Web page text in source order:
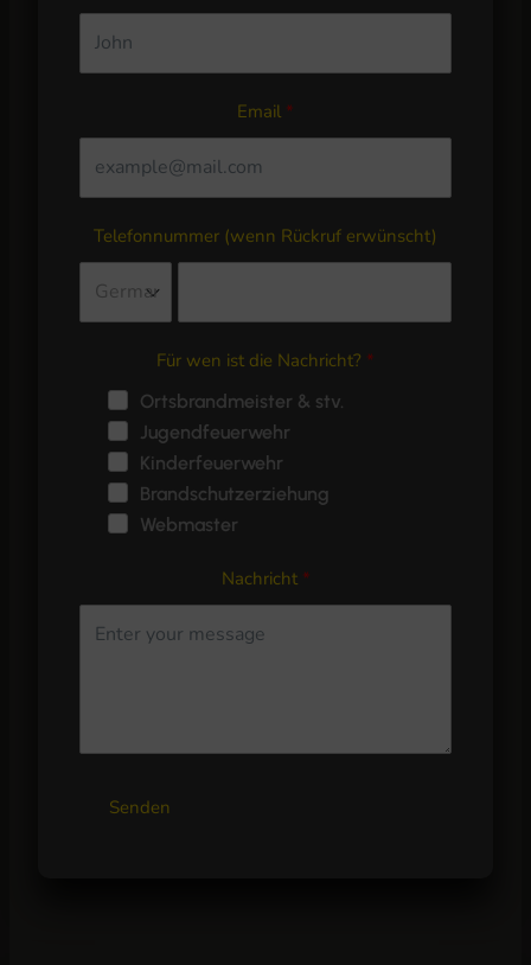
Email
Telefonnummer (wenn Rückruf erwünscht)
Für wen ist die Nachricht?
Ortsbrandmeister & stv.
Jugendfeuerwehr
Kinderfeuerwehr
Brandschutzerziehung
Webmaster
Nachricht
Senden